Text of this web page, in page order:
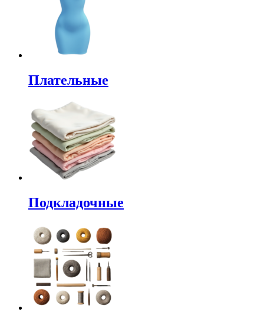
Плательные
Подкладочные